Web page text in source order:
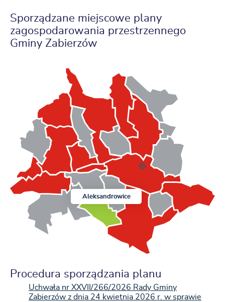
Sporządzane miejscowe plany
zagospodarowania przestrzennego
Gminy Zabierzów
Aleksandrowice
Procedura sporządzania planu
Uchwała nr XXVII/266/2026 Rady Gminy
Zabierzów z dnia 24 kwietnia 2026 r. w sprawie